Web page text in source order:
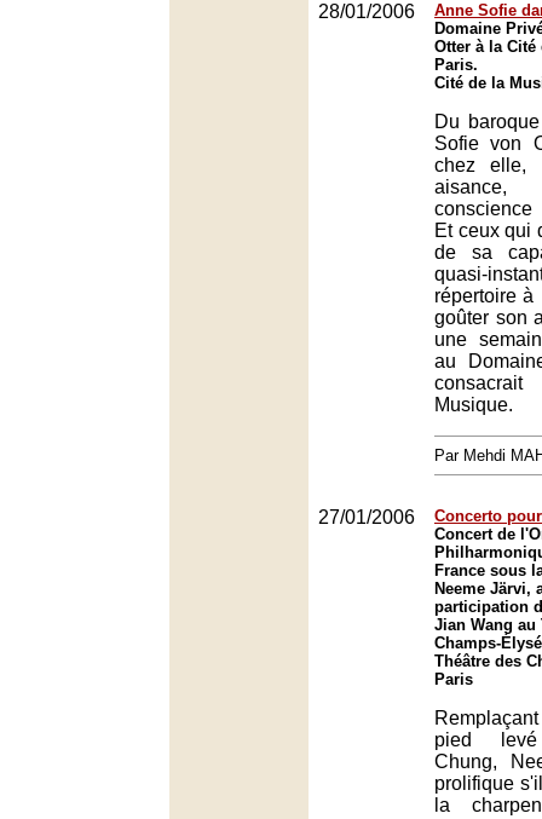
28/01/2006
Anne Sofie
Domaine
Otter à la
Paris.
Cité de la
Du
Sofie von
chez elle,
Et ceux qui
de sa
quasi-
répertoire à
goûter son
une
au
Musique.
Par Mehdi
27/01/2006
Concerto
Concert de
France sous
Neeme Järvi,
participation
Jian Wang au
Champs-
Théâtre des
Paris
pied levé
Chung,
prolifique
la